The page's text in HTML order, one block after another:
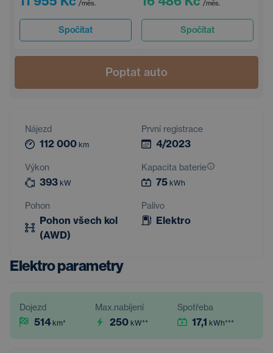
/měs.
Spočítat
/měs.
Spočítat
Poptat auto
Nájezd
112 000 km
První registrace
4/2023
Výkon
393 kW
Kapacita baterie
75 kWh
Pohon
Pohon všech kol
(AWD)
Palivo
Elektro
Elektro parametry
Dojezd
514 km*
Max.nabíjení
250 kW**
Spotřeba
17,1 kWh***